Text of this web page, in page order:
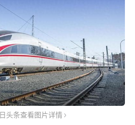
头条查看图片详情